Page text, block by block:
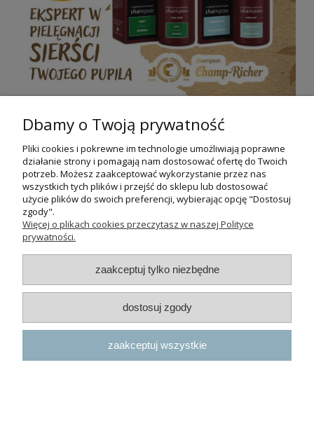
Kosmetyki polskiej firmy Champ-Richer
zapewniają nie tylko doskonałe mycie
futra psa lub kota. Przede wszystkim
pomagają zachować naturalną barierę
ochronną naskórka - w trosce o
bezpieczeństwo skóry twojego
zwierzęcia.
CZYTAJ CAŁOŚĆ »
NOWOŚCI OD PANA
Dbamy o Twoją prywatność
Pliki cookies i pokrewne im technologie umożliwiają poprawne
działanie strony i pomagają nam dostosować ofertę do Twoich
potrzeb. Możesz zaakceptować wykorzystanie przez nas
wszystkich tych plików i przejść do sklepu lub dostosować
użycie plików do swoich preferencji, wybierając opcję "Dostosuj
zgody".
Więcej o plikach cookies przeczytasz w naszej Polityce
prywatności.
zaakceptuj tylko niezbędne
dostosuj zgody
zaakceptuj wszystkie